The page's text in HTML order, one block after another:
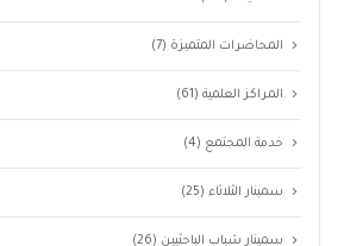
المحاضرات المتميزة (7)
المراكز العلمية(61)
خدمة المجتمع (4)
سمينار الثلاثاء(25)
سمينار شباب الباحثيين (26)